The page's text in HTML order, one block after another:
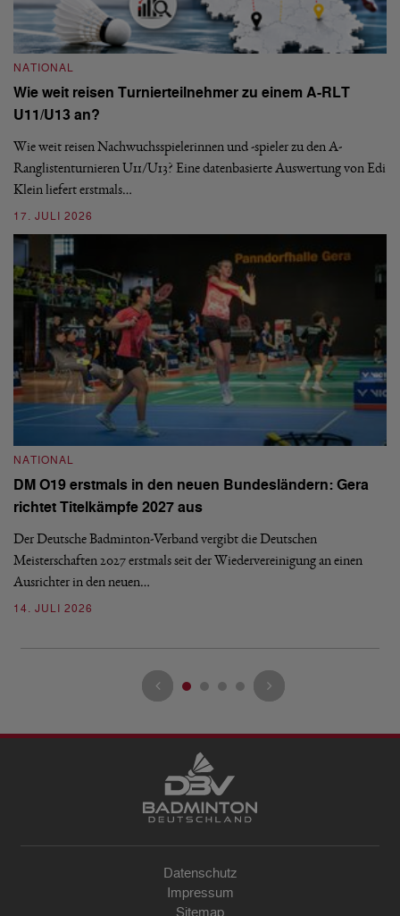
NATIONAL
Wie weit reisen Turnierteilnehmer zu einem A-RLT
U11/U13 an?
Wie weit reisen Nachwuchsspielerinnen und -spieler zu den A-
Ranglistenturnieren U11/U13? Eine datenbasierte Auswertung von Edi
Klein liefert erstmals…
17. JULI 2026
NATIONAL
DM O19 erstmals in den neuen Bundesländern: Gera
richtet Titelkämpfe 2027 aus
Der Deutsche Badminton-Verband vergibt die Deutschen
Meisterschaften 2027 erstmals seit der Wiedervereinigung an einen
Ausrichter in den neuen…
14. JULI 2026
Datenschutz
Impressum
Sitemap